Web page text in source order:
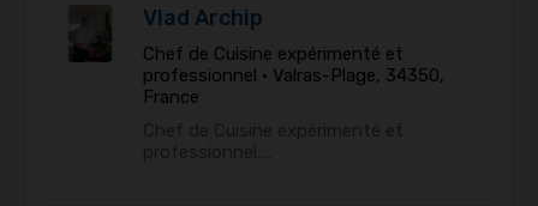
Vlad Archip
Chef de Cuisine expérimenté et
professionnel • Valras-Plage, 34350,
France